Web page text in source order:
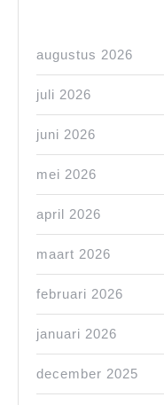
augustus 2026
juli 2026
juni 2026
mei 2026
april 2026
maart 2026
februari 2026
januari 2026
december 2025